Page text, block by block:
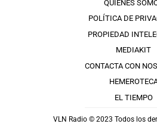
QUIÉNES
POLÍTICA DE
PROPIEDAD
MEDIAKIT
CONTACTA CON
EL TIEMPO
VLN Radio © 2023 Todos los